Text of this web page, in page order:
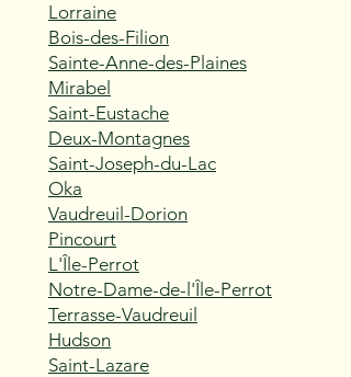
Lorraine
Bois-des-Filion
Sainte-Anne-des-Plaines
Mirabel
Saint-Eustache
Deux-Montagnes
Saint-Joseph-du-Lac
Oka
Vaudreuil-Dorion
Pincourt
L'Île-Perrot
Notre-Dame-de-l'Île-Perrot
Terrasse-Vaudreuil
Hudson
Saint-Lazare